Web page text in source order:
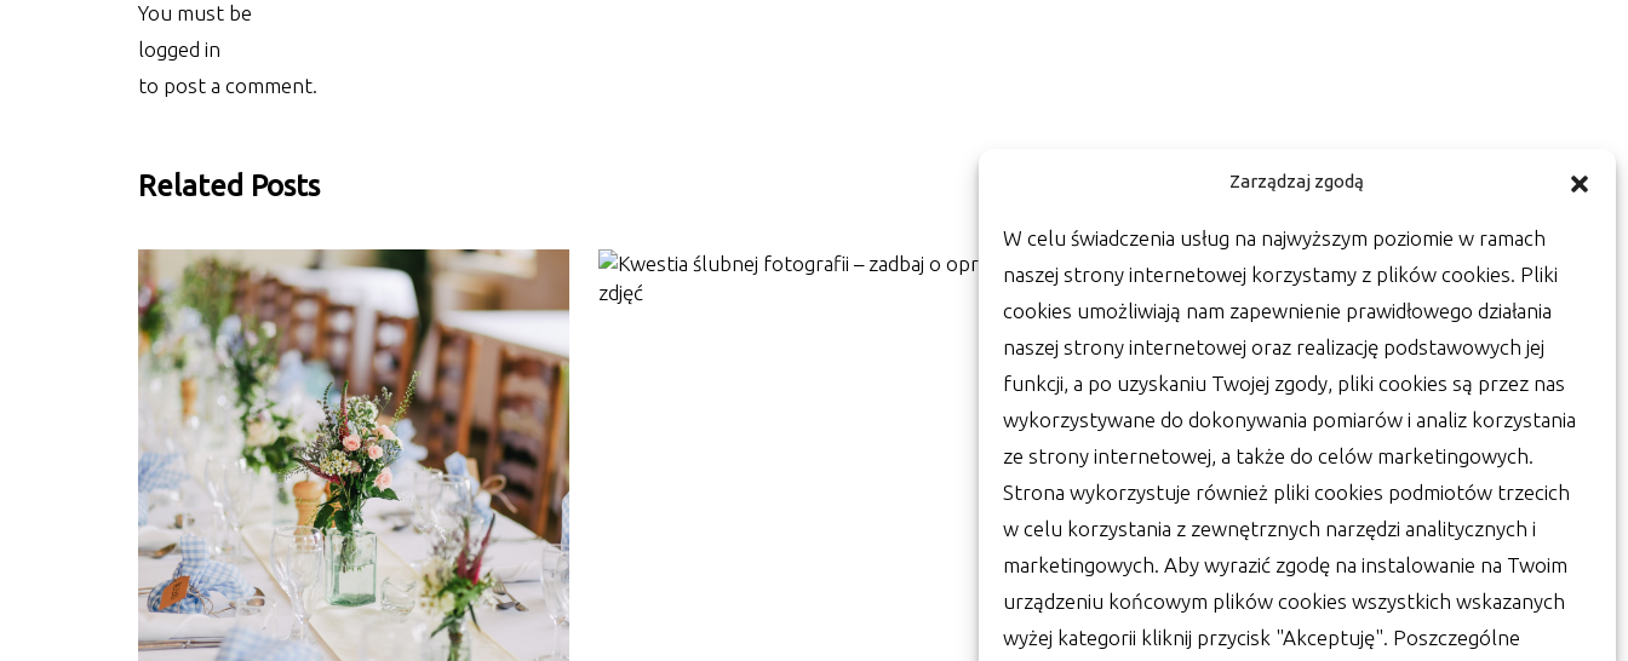
Zarządzaj zgodą
W celu świadczenia usług na najwyższym poziomie w ramach
naszej strony internetowej korzystamy z plików cookies. Pliki
cookies umożliwiają nam zapewnienie prawidłowego działania
naszej strony internetowej oraz realizację podstawowych jej
funkcji, a po uzyskaniu Twojej zgody, pliki cookies są przez nas
wykorzystywane do dokonywania pomiarów i analiz korzystania
ze strony internetowej, a także do celów marketingowych.
Strona wykorzystuje również pliki cookies podmiotów trzecich
w celu korzystania z zewnętrznych narzędzi analitycznych i
marketingowych. Aby wyrazić zgodę na instalowanie na Twoim
urządzeniu końcowym plików cookies wszystkich wskazanych
wyżej kategorii kliknij przycisk "Akceptuję". Poszczególne
You must be
logged in
to post a comment.
Related Posts